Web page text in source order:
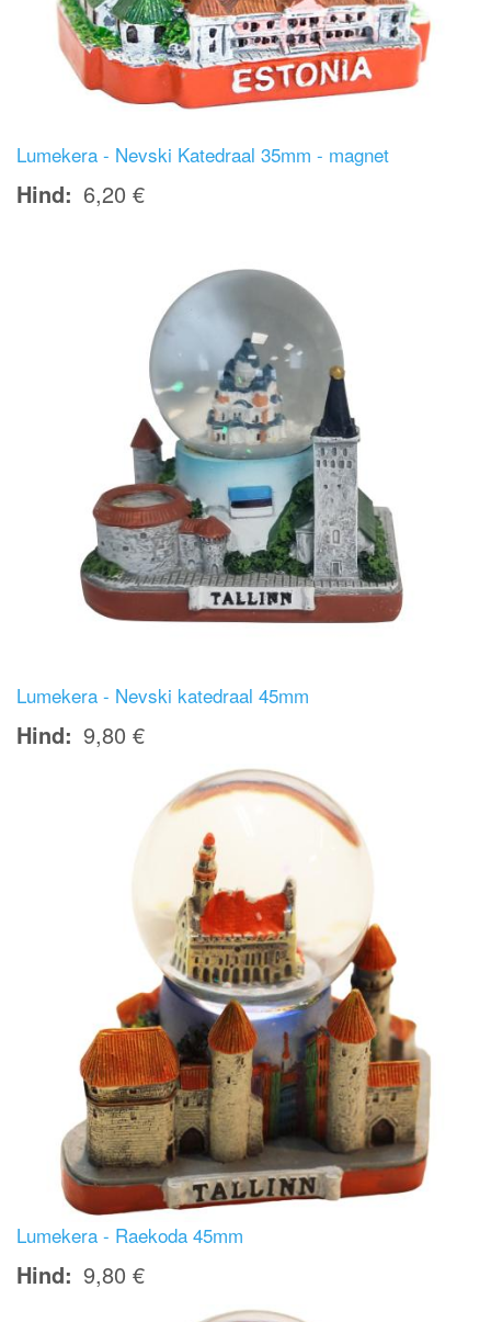
Lumekera - Nevski Katedraal 35mm - magnet
Hind 6,20 €
Lumekera - Nevski katedraal 45mm
Hind 9,80 €
Lumekera - Raekoda 45mm
Hind 9,80 €